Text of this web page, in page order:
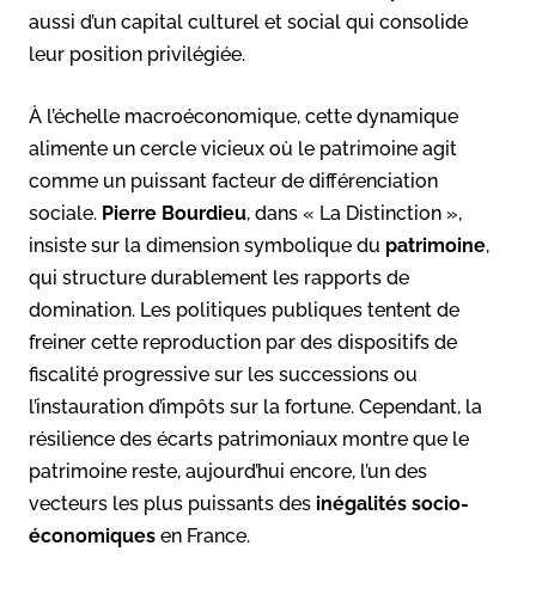
aussi d’un capital culturel et social qui consolide
leur position privilégiée.
À l’échelle macroéconomique, cette dynamique
alimente un cercle vicieux où le patrimoine agit
comme un puissant facteur de différenciation
sociale. Pierre Bourdieu, dans « La Distinction »,
insiste sur la dimension symbolique du patrimoine,
qui structure durablement les rapports de
domination. Les politiques publiques tentent de
freiner cette reproduction par des dispositifs de
fiscalité progressive sur les successions ou
l’instauration d’impôts sur la fortune. Cependant, la
résilience des écarts patrimoniaux montre que le
patrimoine reste, aujourd’hui encore, l’un des
vecteurs les plus puissants des inégalités socio-
économiques en France.